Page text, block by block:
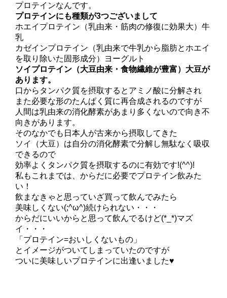
プロテインなんです。
プロテインにも種類が3つございまして
ホエイプロテイン（乳由来・筋肉の修復に効果大）牛
乳
カゼインプロテイン（乳由来で牛乳から脂肪とホエイ
を取り除いた固形成分）ヨーグルト
ソイプロテイン（大豆由来・食物繊維が豊富）大豆が
あります。
口からタンパク質を摂取するとアミノ酸に分解され
また必要な形のたんぱく質に再合成されるのですが
人間は乳由来の消化酵素があまり多くないので向き不
向きがあります。
そのなかでも日本人が古来から摂取してきた
ソイ（大豆）は自分の消化酵素で分解し無駄なく吸収
できるので
効率よくタンパク質を摂取するのに有効です!(^^)!
私もこれまでは、からだに必要でプロテイン飲みた
い！
飲まなきゃと思っていざ買って飲んでみたら
美味しくない(;^ω^)続けられない・・・
からだにいいからと思って飲んでるけど(*_*)マズ
イ・・・
「プロテイン=おいしくないもの」
とイメージがついてしまっていたのですが
ついに美味しいプロテインに出逢いました♥